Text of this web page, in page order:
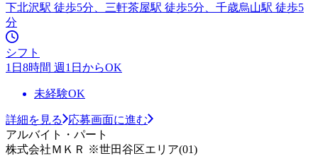
下北沢駅 徒歩5分、三軒茶屋駅 徒歩5分、千歳烏山駅 徒歩5
分
シフト
1日8時間 週1日からOK
未経験OK
詳細を見る
応募画面に進む
アルバイト・パート
株式会社ＭＫＲ ※世田谷区エリア(01)